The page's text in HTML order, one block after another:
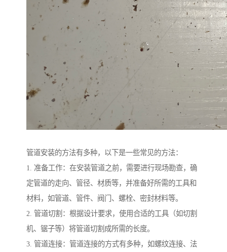
管道安装的方法有多种，以下是一些常见的方法：
1. 准备工作：在安装管道之前，需要进行现场勘查，确
定管道的走向、管径、材质等，并准备好所需的工具和
材料，如管道、管件、阀门、螺栓、密封材料等。
2. 管道切割：根据设计要求，使用合适的工具（如切割
机、锯子等）将管道切割成所需的长度。
3. 管道连接：管道连接的方式有多种，如螺纹连接、法